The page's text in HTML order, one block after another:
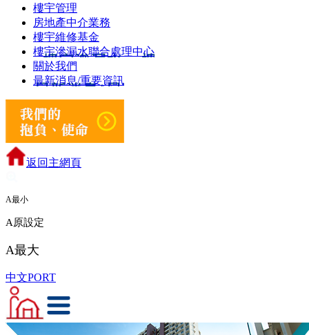
樓宇管理
房地產中介業務
樓宇維修基金
樓宇滲漏水聯合處理中心
關於我們
最新消息/重要資訊
返回主網頁
A最小
A原設定
A最大
中文PORT